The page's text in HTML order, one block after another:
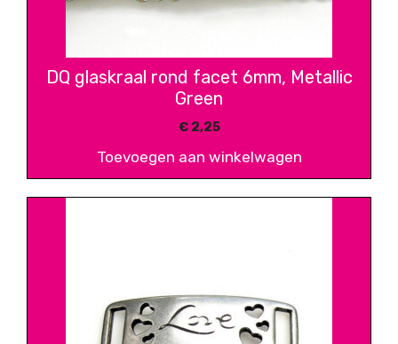
DQ glaskraal rond facet 6mm, Metallic
Green
€2,25
Toevoegen aan winkelwagen